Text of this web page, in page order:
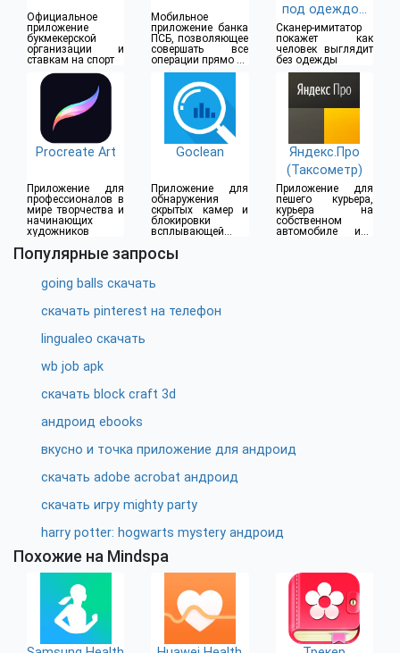
Официальное
приложение
букмекерской
организации и
ставкам на спорт
Мобильное
приложение банка
ПСБ, позволяющее
совершать все
операции прямо из
дома
под одеждой
(18+)
Сканер-имитатор
покажет как
человек выглядит
без одежды
Procreate Art
Приложение для
профессионалов в
мире творчества и
начинающих
художников
Goclean
Приложение для
обнаружения
скрытых камер и
блокировки
всплывающей
Яндекс.Про
(Таксометр)
Приложение для
пешего курьера,
курьера на
собственном
автомобиле или
Популярные запросы
going balls скачать
скачать pinterest на телефон
lingualeo скачать
wb job apk
скачать block craft 3d
андроид ebooks
вкусно и точка приложение для андроид
скачать adobe acrobat андроид
скачать игру mighty party
harry potter: hogwarts mystery андроид
Похожие на Mindspa